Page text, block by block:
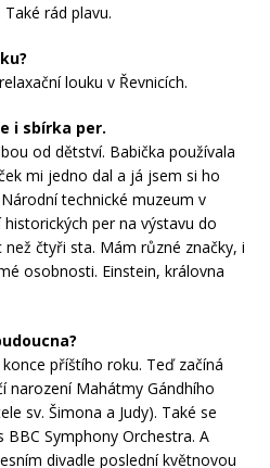
rád plavu.
louku v Řevnicích.
i sbírka per.
od dětství. Babička používala
mi jedno dal a já jsem si ho
technické muzeum v
per na výstavu do
čtyři sta. Mám různé značky, i
osobnosti. Einstein, královna
příštího roku. Teď začíná
narození Mahátmy Gándhího
sv. Šimona a Judy). Také se
Symphony Orchestra. A
divadle poslední květnovou